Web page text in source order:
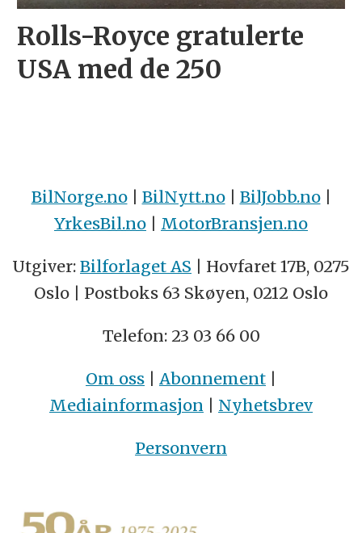
Rolls-Royce gratulerte
USA med de 250
BilNorge.no| BilNytt.no| BilJobb.no|
YrkesBil.no
MotorBransjen.no
Utgiver: Bilforlaget AS | Hovfaret 17B, 0275
Oslo | Postboks 63 Skøyen, 0212 Oslo
Telefon: 23 03 66 00
Om oss | Abonnement |
Mediainformasjon | Nyhetsbrev
Personvern